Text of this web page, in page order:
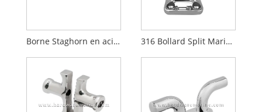
Borne Staghorn en acier inoxydable 316 pour bateau marin 316 Bollard Split Marine en acier inoxydable avec broche